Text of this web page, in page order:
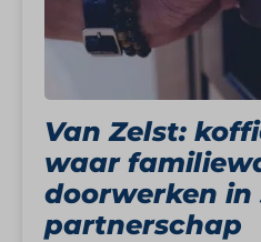
Van Zelst:
waar
doorwerken in
partnerschap